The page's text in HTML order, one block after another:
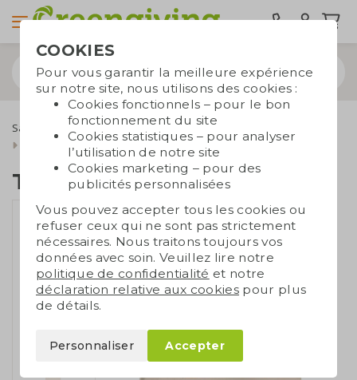
Sacs durables Sacs publicitaires
Sacs en coton
Sacs en coton écru
Tote bag en coton bio
Tote bag en coton bio
COOKIES
Pour vous garantir la meilleure expérience
sur notre site, nous utilisons des cookies :
Cookies fonctionnels – pour le bon
fonctionnement du site
Cookies statistiques – pour analyser
l’utilisation de notre site
Cookies marketing – pour des
publicités personnalisées
Vous pouvez accepter tous les cookies ou
refuser ceux qui ne sont pas strictement
nécessaires. Nous traitons toujours vos
données avec soin. Veuillez lire notre
politique de confidentialité et notre
déclaration relative aux cookies pour plus
de détails.
Personnaliser Accepter